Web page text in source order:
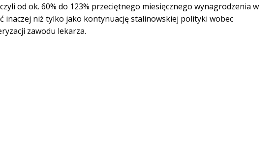
od ok. 60% do 123% przeciętnego miesięcznego wynagrodzenia w
inaczej niż tylko jako kontynuację stalinowskiej polityki wobec
zawodu lekarza.